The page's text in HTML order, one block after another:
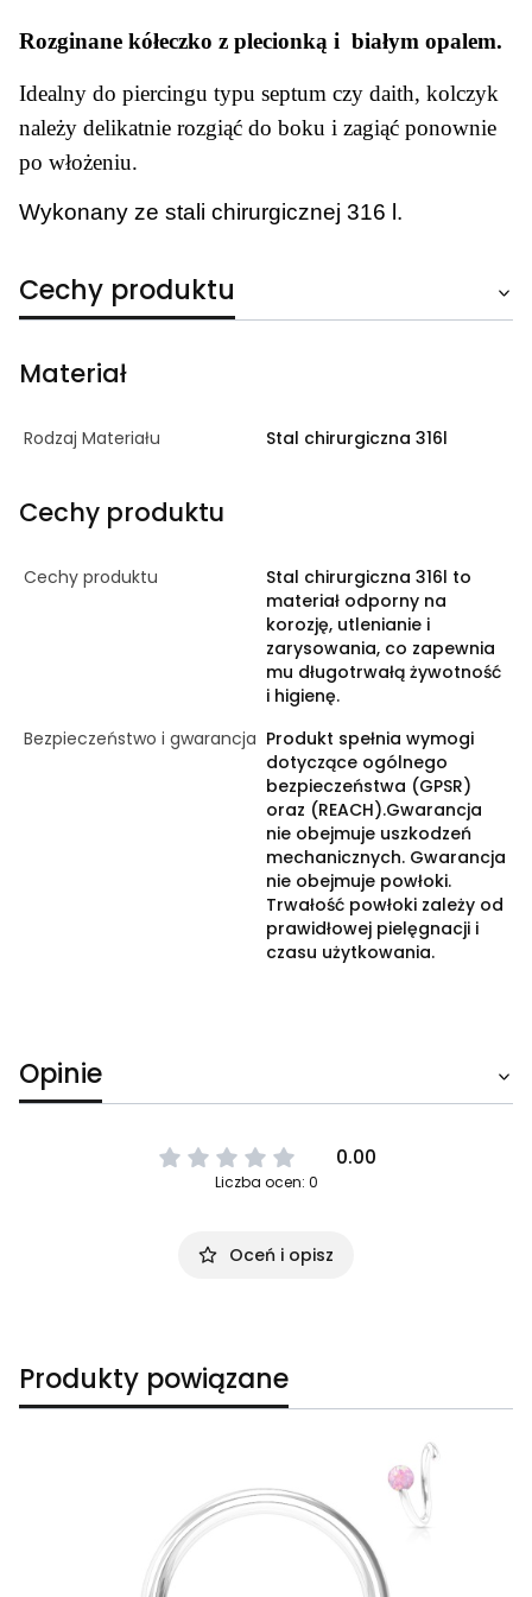
Rozginane kółeczko z plecionką i białym opalem.
Idealny do piercingu typu septum czy daith, kolczyk
należy delikatnie rozgiąć do boku i zagiąć ponownie
po włożeniu.
Wykonany ze stali chirurgicznej 316 l.
Cechy produktu
Materiał
Rodzaj Materiału Stal chirurgiczna 316l
Cechy produktu
Cechy produktu
Stal chirurgiczna 316l to
materiał odporny na
korozję, utlenianie i
zarysowania, co zapewnia
mu długotrwałą żywotność
i higienę.
Bezpieczeństwo i gwarancja Produkt spełnia wymogi
dotyczące ogólnego
bezpieczeństwa (GPSR)
oraz (REACH).Gwarancja
nie obejmuje uszkodzeń
mechanicznych. Gwarancja
nie obejmuje powłoki.
Trwałość powłoki zależy od
prawidłowej pielęgnacji i
czasu użytkowania.
Opinie
0.00
Liczba ocen: 0
Oceń i opisz
Produkty powiązane